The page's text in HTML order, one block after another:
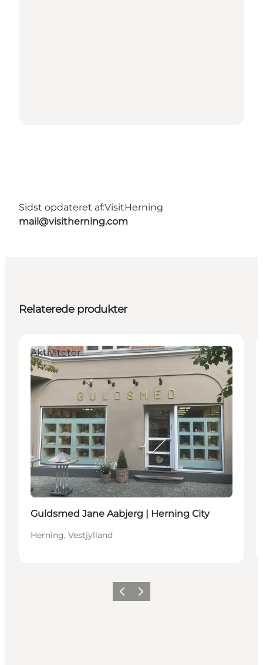
Sidst opdateret af:VisitHerning
mail@visitherning.com
Relaterede produkter
Aktiviteter
Guldsmed Jane Aabjerg | Herning City
Herning, Vestjylland
ForrigeNæste